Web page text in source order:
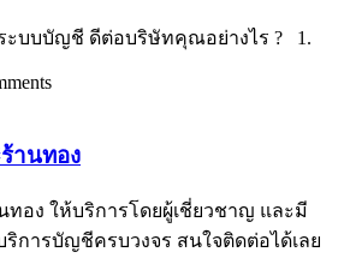
ะบบบัญชี ดีต่อบริษัทคุณอย่างไร ? 1.
านทอง
อง ให้บริการโดยผู้เชี่ยวชาญ และมี
การบัญชีครบวงจร สนใจติดต่อได้เลย